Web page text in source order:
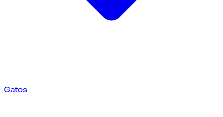
Gatos